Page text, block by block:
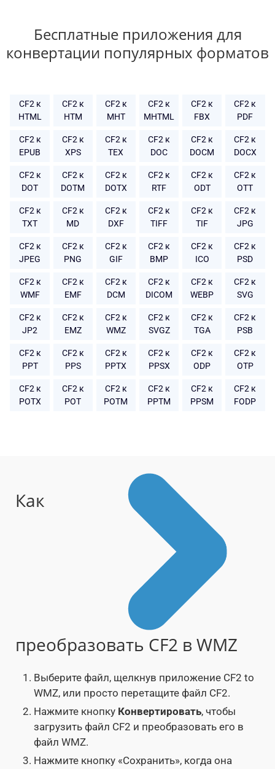
Бесплатные приложения для
конвертации популярных форматов
CF2 к
HTML
CF2 к
HTM
CF2 к
MHT
CF2 к
MHTML
CF2 к
FBX
CF2 к
PDF
CF2 к
EPUB
CF2 к
XPS
CF2 к
TEX
CF2 к
DOC
CF2 к
DOCM
CF2 к
DOCX
CF2 к
DOT
CF2 к
DOTM
CF2 к
DOTX
CF2 к
RTF
CF2 к
ODT
CF2 к
OTT
CF2 к
TXT
CF2 к
MD
CF2 к
DXF
CF2 к
TIFF
CF2 к
TIF
CF2 к
JPG
CF2 к
JPEG
CF2 к
PNG
CF2 к
GIF
CF2 к
BMP
CF2 к
ICO
CF2 к
PSD
CF2 к
WMF
CF2 к
EMF
CF2 к
DCM
CF2 к
DICOM
CF2 к
WEBP
CF2 к
SVG
CF2 к
JP2
CF2 к
EMZ
CF2 к
WMZ
CF2 к
SVGZ
CF2 к
TGA
CF2 к
PSB
CF2 к
PPT
CF2 к
PPS
CF2 к
PPTX
CF2 к
PPSX
CF2 к
ODP
CF2 к
OTP
CF2 к
POTX
CF2 к
POT
CF2 к
POTM
CF2 к
PPTM
CF2 к
PPSM
CF2 к
FODP
Как
преобразовать CF2 в WMZ
Выберите файл, щелкнув приложение CF2 to
WMZ, или просто перетащите файл CF2.
Нажмите кнопку Конвертировать, чтобы
загрузить файл CF2 и преобразовать его в
файл WMZ.
Нажмите кнопку «Сохранить», когда она